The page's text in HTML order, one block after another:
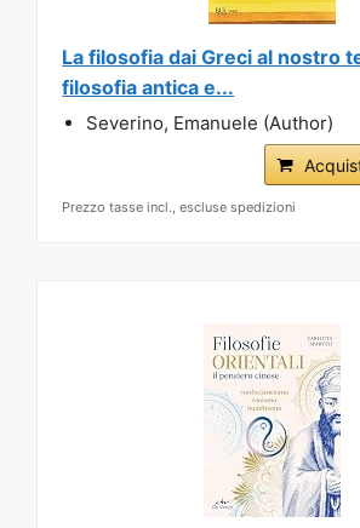
La filosofia dai Greci al nostro
filosofia antica e...
Severino, Emanuele (Author)
Prezzo tasse incl., escluse spedizioni